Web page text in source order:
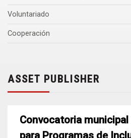
Voluntariado
Cooperación
ASSET PUBLISHER
Convocatoria
para Programas de